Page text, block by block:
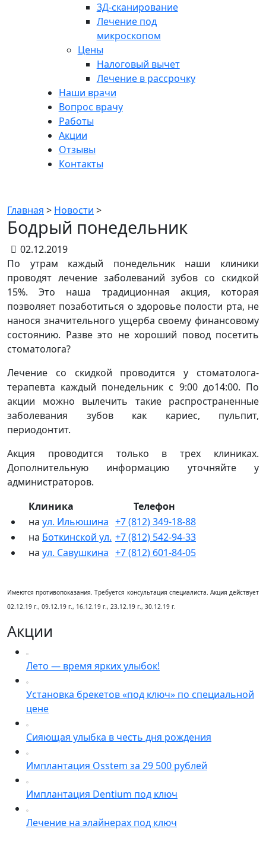
3Д-сканирование
Лечение под
микроскопом
Цены
Налоговый вычет
Лечение в рассрочку
Наши врачи
Вопрос врачу
Работы
Акции
Отзывы
Контакты
Главная > Новости >
Бодрый понедельник
02.12.2019
По утрам каждый понедельник наши клиники
проводят лечение заболеваний зубов со скидкой
15%. Это наша традиционная акция, которая
позволяет позаботиться о здоровье полости рта, не
нанося значительного ущерба своему финансовому
состоянию. Разве это не хороший повод посетить
стоматолога?
Лечение со скидкой проводится у стоматолога-
терапевта каждый понедельник с 9:00 до14:00. По
акции можно вылечить такие распространенные
заболевания зубов как кариес, пульпит,
периодонтит.
Акция проводится только в трех клиниках.
Дополнительную информацию уточняйте у
администраторов.
Клиника
Телефон
на ул. Ильюшина +7 (812) 349-18-88
на Боткинской ул. +7 (812) 542-94-33
на ул. Савушкина +7 (812) 601-84-05
Имеются противопоказания. Требуется консультация специалиста. Акция действует
02.12.19 г., 09.12.19 г., 16.12.19 г., 23.12.19 г., 30.12.19 г.
Акции
Лето — время ярких улыбок!
Установка брекетов «под ключ» по специальной
цене
Сияющая улыбка в честь дня рождения
Имплантация Osstem за 29 500 рублей
Имплантация Dentium под ключ
Лечение на элайнерах под ключ